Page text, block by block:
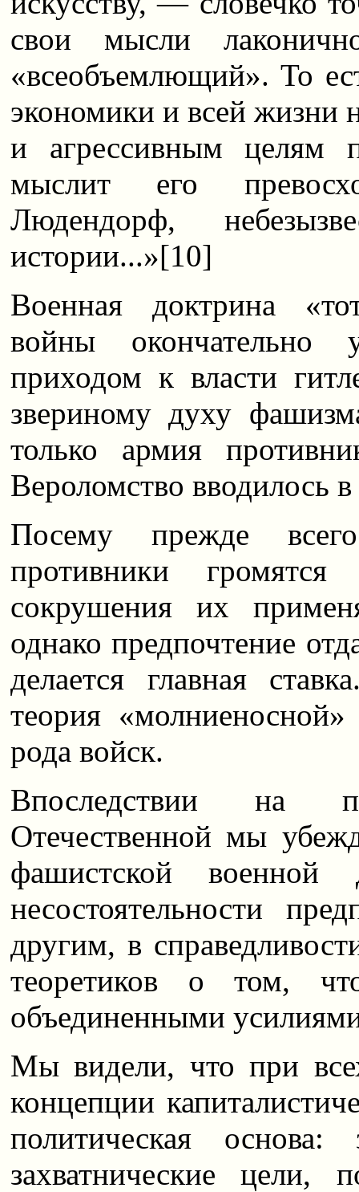
свои мысли
«всеобъемлющий». То
экономики и всей жизни
и агрессивным целям
мыслит его
Людендорф,
истории...»[10]
Военная доктрина
войны окончательно
приходом к власти
звериному духу
только армия
Вероломство вводилось
Посему прежде
противники
сокрушения их
однако предпочтение
делается главная
теория
рода войск.
Впоследствии на
Отечественной мы
фашистской
несостоятельности
другим, в
теоретиков о том,
объединенными
Мы видели, что при
концепции
политическая основа:
захватнические цели,